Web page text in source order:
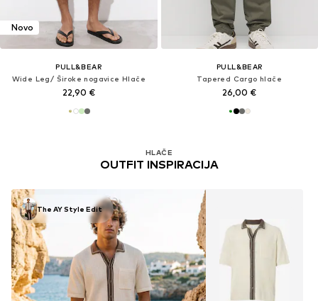
Novo
PULL&BEAR
Wide Leg/ Široke nogavice Hlače
22,90 €
PULL&BEAR
Tapered Cargo hlače
26,00 €
HLAČE
OUTFIT INSPIRACIJA
The AY Style Edit